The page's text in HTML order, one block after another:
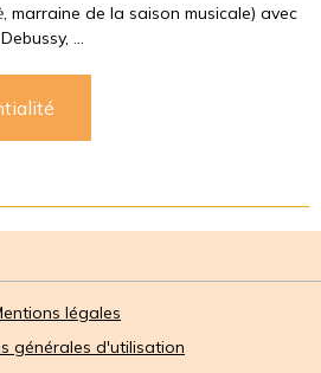
marraine de la saison musicale) avec
...
légales
générales d'utilisation